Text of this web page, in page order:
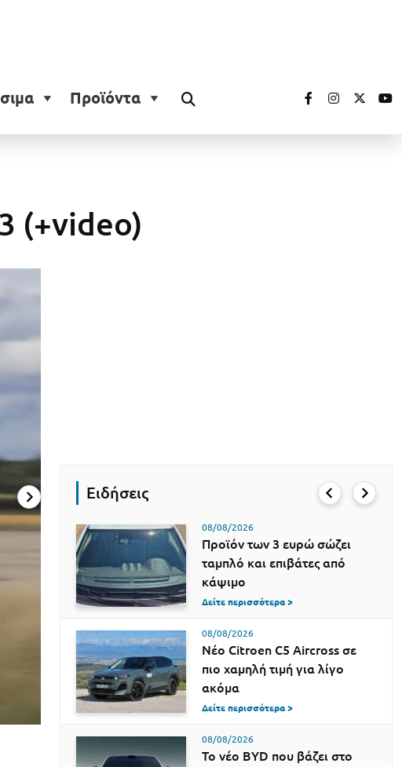
Προϊόντα
(+video)
Ειδήσεις
08/08/2026
Προϊόν των 3 ευρώ σώζει
ταμπλό και επιβάτες από
κάψιμο
Δείτε περισσότερα >
08/08/2026
Νέο Citroen C5 Aircross σε
πιο χαμηλή τιμή για λίγο
ακόμα
Δείτε περισσότερα >
08/08/2026
Το νέο BYD που βάζει στο